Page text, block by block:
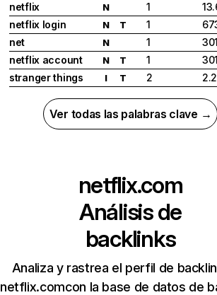
netflix
N 1
netflix login
N T 1
net
N 1
netflix account
N T 1
stranger things
I T 2
Ver todas las palabras clave →
netflix.com
Análisis de
backlinks
Analiza y rastrea el perfil de
netflix.comcon la base de datos de